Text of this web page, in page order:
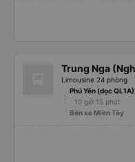
Trung Nga
Limousine 24 phòng
Phú Yên (dọc QL1A)
10 giờ 15 phút
Bến xe Miền Tây